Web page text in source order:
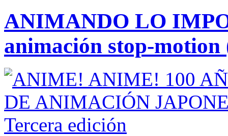
ANIMANDO LO
animación stop-motion